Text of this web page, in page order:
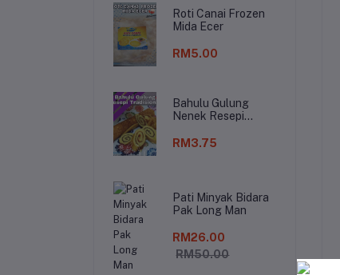
Roti Canai Frozen
Mida Ecer
RM5.00
Bahulu Gulung
Nenek Resepi
RM3.75
Pati Minyak Bidara
Pak Long Man
RM26.00
RM50.00